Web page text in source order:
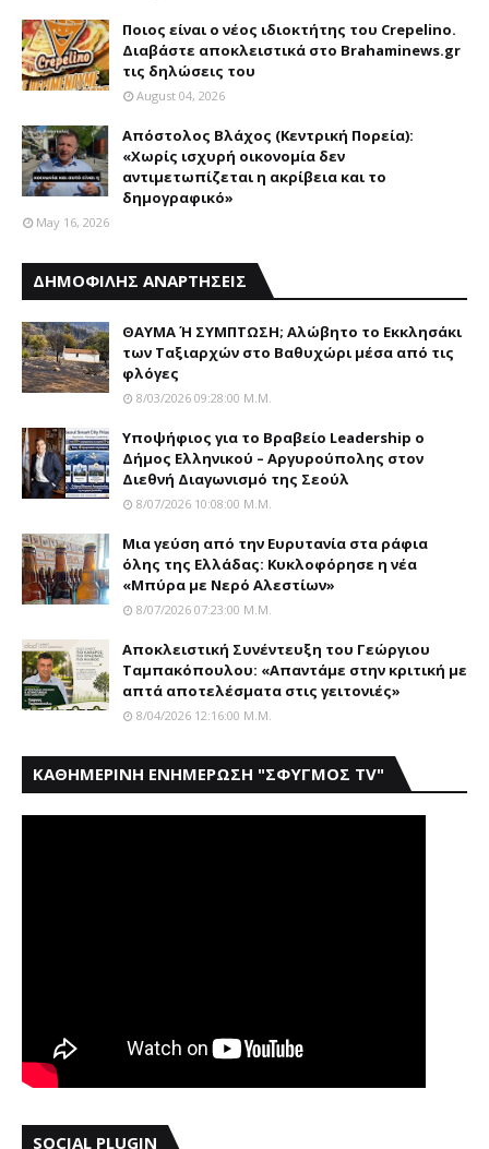
Ποιος είναι ο νέος ιδιοκτήτης του Crepelino.
Διαβάστε αποκλειστικά στο Brahaminews.gr
τις δηλώσεις του
August 04, 2026
Απόστολος Βλάχος (Κεντρική Πορεία):
«Χωρίς ισχυρή οικονομία δεν
αντιμετωπίζεται η ακρίβεια και το
δημογραφικό»
May 16, 2026
ΔΗΜΟΦΙΛΗΣ ΑΝΑΡΤΗΣΕΙΣ
ΘΑΥΜΑ Ή ΣΥΜΠΤΩΣΗ; Aλώβητο το Eκκλησάκι
των Tαξιαρχών στο Bαθυχώρι μέσα από τις
φλόγες
8/03/2026 09:28:00 Μ.μ.
Yποψήφιος για το Bραβείο Leadership ο
Δήμος Ελληνικού – Αργυρούπολης στον
Διεθνή Διαγωνισμό της Σεούλ
8/07/2026 10:08:00 Μ.μ.
Mια γεύση από την Eυρυτανία στα ράφια
όλης της Ελλάδας: Κυκλοφόρησε η νέα
«Μπύρα με Nερό Aλεστίων»
8/07/2026 07:23:00 Μ.μ.
Αποκλειστική Συνέντευξη του Γεώργιου
Ταμπακόπουλου: «Απαντάμε στην κριτική με
απτά αποτελέσματα στις γειτονιές»
8/04/2026 12:16:00 Μ.μ.
ΚΑΘΗΜΕΡΙΝΗ ΕΝΗΜΕΡΩΣΗ "ΣΦΥΓΜΟΣ TV"
SOCIAL PLUGIN